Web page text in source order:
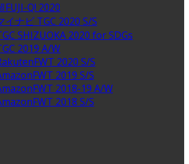
FUJI-Q! 2020
イナビ TGC 2020 S/S
SHIZUOKA 2020 for SDGs
2019 A/W
2020 S/S
2019 S/S
2018-19 A/W
2018 S/S